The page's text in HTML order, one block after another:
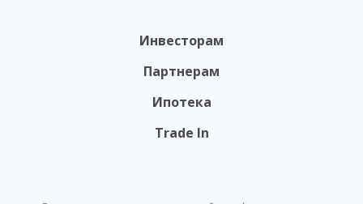
Инвесторам
Партнерам
Ипотека
Trade In